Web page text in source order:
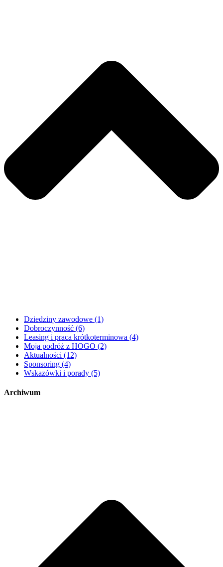
Dziedziny zawodowe (1)
Dobroczynność (6)
Leasing i praca krótkoterminowa (4)
Moja podróż z HOGO (2)
Aktualności (12)
Sponsoring (4)
Wskazówki i porady (5)
Archiwum